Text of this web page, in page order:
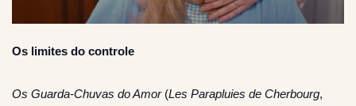
Os limites do controle
Os Guarda-Chuvas do Amor (Les Parapluies de Cherbourg,